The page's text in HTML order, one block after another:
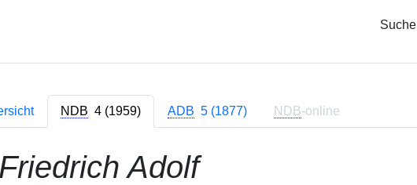
Suche
NDB 4 (1959) ADB 5 (1877) NDB-online
Friedrich Adolf